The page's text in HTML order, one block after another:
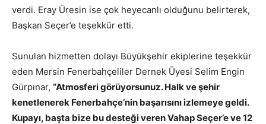
verdi. Eray Üresin ise çok heyecanlı olduğunu belirterek,
Başkan Seçer’e teşekkür etti.
Sunulan hizmetten dolayı Büyükşehir ekiplerine teşekkür
eden Mersin Fenerbahçeliler Dernek Üyesi Selim Engin
Gürpınar, “Atmosferi görüyorsunuz. Halk ve şehir
kenetlenerek Fenerbahçe’nin başarısını izlemeye geldi.
Kupayı, başta bize bu desteği veren Vahap Seçer’e ve 12